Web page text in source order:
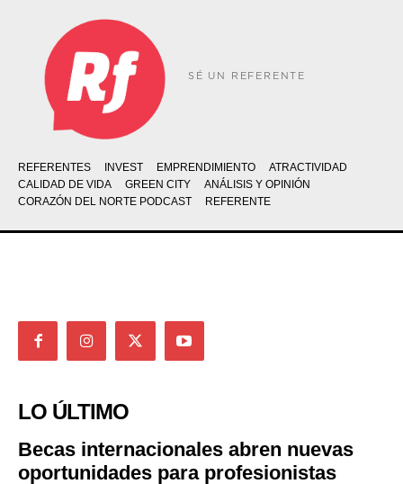
SÉ UN REFERENTE
REFERENTES INVEST EMPRENDIMIENTO
ATRACTIVIDAD
CALIDAD DE VIDA
GREEN CITY
ANÁLISIS Y OPINIÓN
CORAZÓN DEL NORTE PODCAST
REFERENTE
LO ÚLTIMO
Becas internacionales abren nuevas
oportunidades para profesionistas